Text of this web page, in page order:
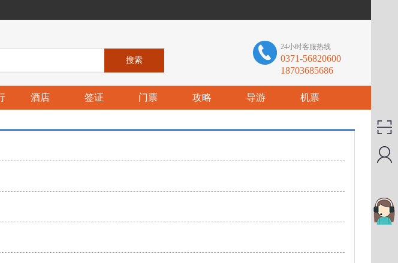
24小时客服热线
0371-56820600
18703685686
酒店 签证 门票 攻略 导游 机票